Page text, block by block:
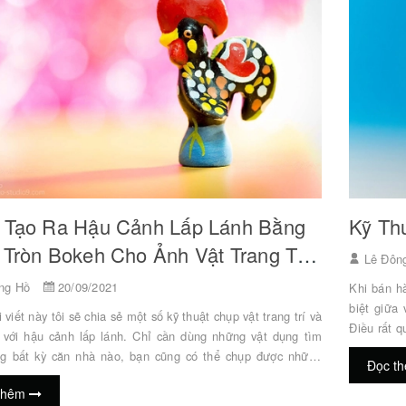
Ra Hậu Cảnh Lấp Lánh Bằng
Bokeh Cho Ảnh Vật Trang Trí
Hồ
20/09/2021
viết này tôi sẽ chia sẻ một số kỹ thuật chụp vật trang trí và
với hậu cảnh lấp lánh. Chỉ cần dùng những vật dụng tìm
bất kỳ căn nhà nào, bạn cũng có thể chụp được những
dẫn có nhiều vòng tròn bokeh! (Biên tập bởi studio9)
vòng tròn bokeh ở hậu ảnh Bạn có từng thấy ảnh của
Kỹ
Lê
Khi bán
biệt giữa
Điều rất
bên ngoài
quan
của ống
Đọc
Thu Âm Không
Nhất 2026: Từ "Vlog
Đến "Phim Điện
Lê
07/04/2026
50% sự thành công
DJI Osmo Mobile 8P Chính
Thức Lộ Diện: Màn Hình Rời
"Cách Mạng" Và Công Nghệ
Tracking 8.0